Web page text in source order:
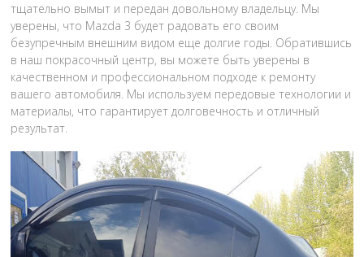
тщательно вымыт и передан довольному владельцу. Мы
уверены, что Mazda 3 будет радовать его своим
безупречным внешним видом еще долгие годы. Обратившись
в наш покрасочный центр, вы можете быть уверены в
качественном и профессиональном подходе к ремонту
вашего автомобиля. Мы используем передовые технологии и
материалы, что гарантирует долговечность и отличный
результат.